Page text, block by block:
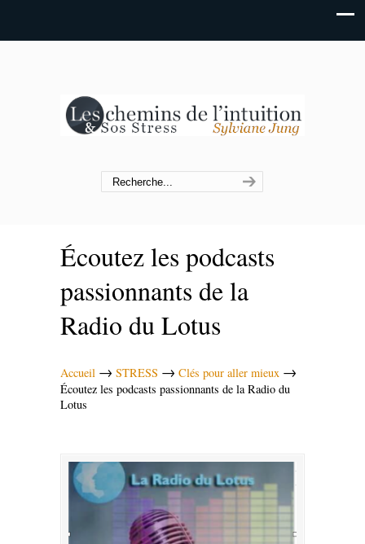
Écoutez les podcasts
passionnants de la
Radio du Lotus
Accueil → STRESS → Clés pour aller mieux →
Écoutez les podcasts passionnants de la Radio du
Lotus